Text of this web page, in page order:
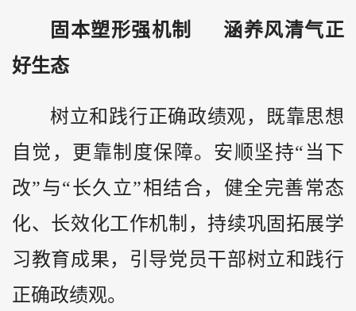
固本塑形强机制 涵养风清气正
好生态
树立和践行正确政绩观，既靠思想
自觉，更靠制度保障。安顺坚持“当下
改”与“长久立”相结合，健全完善常态
化、长效化工作机制，持续巩固拓展学
习教育成果，引导党员干部树立和践行
正确政绩观。